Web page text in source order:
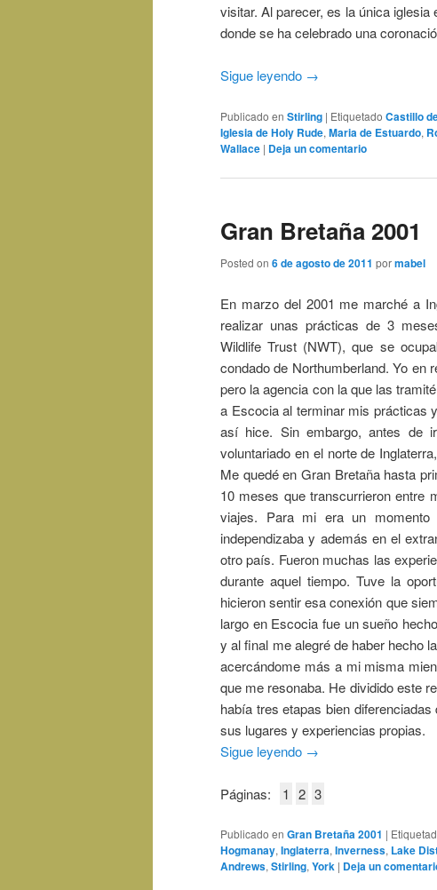
visitar. Al parecer, es la única
donde se ha celebrado una
Sigue leyendo →
Publicado en Stirling | Etiquetado Castillo
Iglesia de Holy Rude, Maria de Estuardo,
Wallace | Deja un comentario
Gran Bretaña 2001
Posted on 6 de agosto de 2011 pormabel
En marzo del 2001 me marché a
realizar unas prácticas de 3
Wildlife Trust (NWT), que se
condado de Northumberland. Yo en
pero la agencia con la que las
a Escocia al terminar mis prácticas
así hice. Sin embargo, antes de
voluntariado en el norte de
Me quedé en Gran Bretaña hasta
10 meses que transcurrieron entre
viajes. Para mi era un
independizaba y además en el
otro país. Fueron muchas las
durante aquel tiempo. Tuve la
hicieron sentir esa conexión que
largo en Escocia fue un sueño
y al final me alegré de haber hecho
acercándome más a mi misma
que me resonaba. He dividido este
había tres etapas bien
sus lugares y experiencias propias.
Sigue leyendo →
Páginas: 1 2 3
Publicado en Gran Bretaña 2001 |
Hogmanay, Inglaterra, Inverness, Lake
Andrews, Stirling, York | Deja un